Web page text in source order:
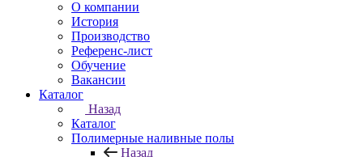
О компании
История
Производство
Референс-лист
Обучение
Вакансии
Каталог
Назад
Каталог
Полимерные наливные полы
Назад